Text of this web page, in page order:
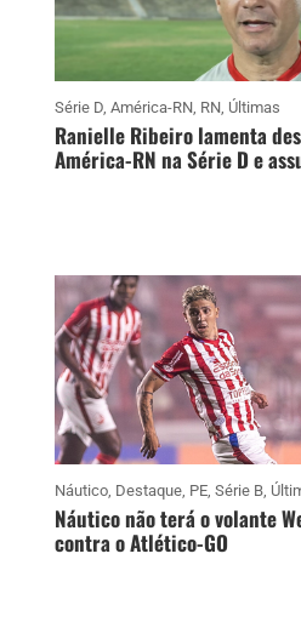
Série D, América-RN, RN, Últimas
Ranielle Ribeiro lamenta
América-RN na Série D e
Náutico, Destaque, PE, Série B,
Náutico não terá o volante
contra o Atlético-GO